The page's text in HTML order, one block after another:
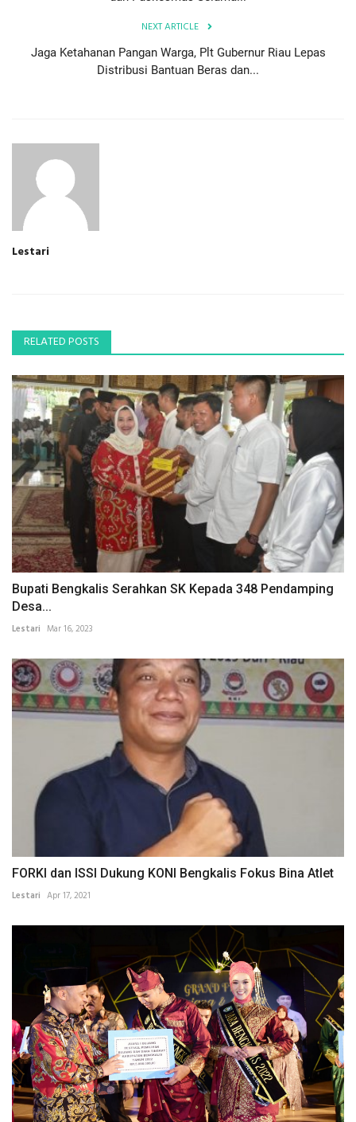
NEXT ARTICLE
Jaga Ketahanan Pangan Warga, Plt Gubernur Riau Lepas
Distribusi Bantuan Beras dan...
Lestari
RELATED POSTS
Bupati Bengkalis Serahkan SK Kepada 348 Pendamping
Desa...
Lestari Mar 16, 2023
FORKI dan ISSI Dukung KONI Bengkalis Fokus Bina Atlet
Lestari Apr 17, 2021